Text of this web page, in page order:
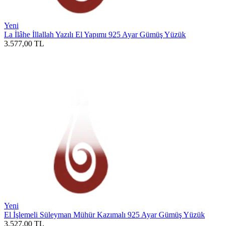
Yeni
La İlâhe İllallah Yazılı El Yapımı 925 Ayar Gümüş Yüzük
3.577,00 TL
Yeni
El İşlemeli Süleyman Mühür Kazımalı 925 Ayar Gümüş Yüzük
3.527,00 TL